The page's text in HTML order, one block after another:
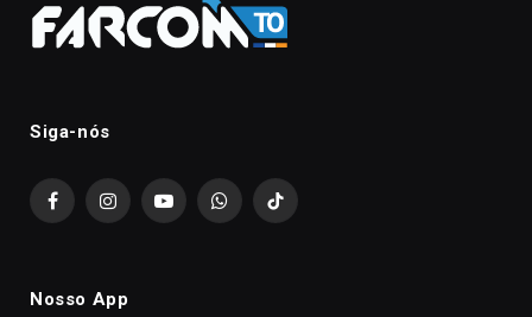
Siga-nós
FacebookInstagramYouTubeWhatsAppTikTok
Nosso App